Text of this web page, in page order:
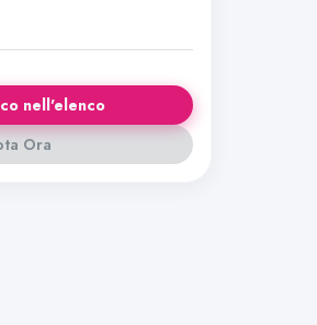
nell'elenco
Ora